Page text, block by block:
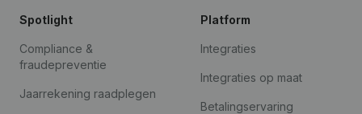
Spotlight
Compliance &
fraudepreventie
Jaarrekening raadplegen
Platform
Integraties
Integraties op maat
Betalingservaring